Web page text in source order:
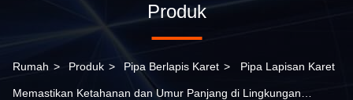
Produk
Rumah > Produk > Pipa Berlapis Karet > Pipa Lapisan Karet
Memastikan Ketahanan dan Umur Panjang di Lingkungan